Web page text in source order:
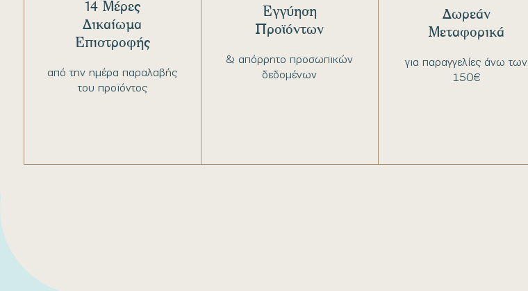
από την ημέρα παραλαβής
του προϊόντος
14 Μέρες
Δικαίωμα
Επιστροφής
& απόρρητο προσωπικών
δεδομένων
Εγγύηση
Προϊόντων
για παραγγελίες άνω των
150€
Δωρεάν
Μεταφορικά